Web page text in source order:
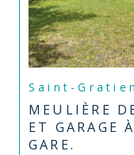
Saint-
MEULIÈRE
ET GARAGE
GARE.